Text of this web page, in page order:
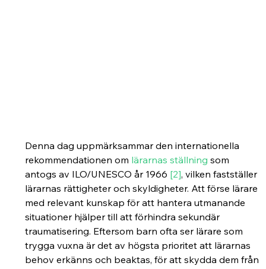
Denna dag uppmärksammar den internationella
rekommendationen om lärarnas ställning som
antogs av ILO/UNESCO år 1966 [2], vilken fastställer
lärarnas rättigheter och skyldigheter. Att förse lärare
med relevant kunskap för att hantera utmanande
situationer hjälper till att förhindra sekundär
traumatisering. Eftersom barn ofta ser lärare som
trygga vuxna är det av högsta prioritet att lärarnas
behov erkänns och beaktas, för att skydda dem från